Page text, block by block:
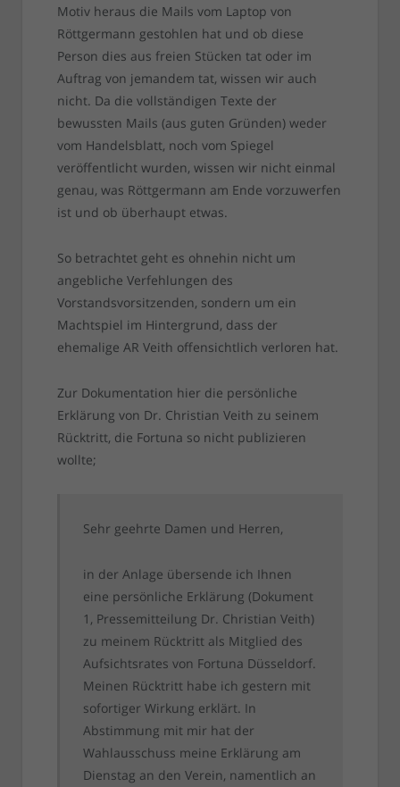
Motiv heraus die Mails vom Laptop von
Röttgermann gestohlen hat und ob diese
Person dies aus freien Stücken tat oder im
Auftrag von jemandem tat, wissen wir auch
nicht. Da die vollständigen Texte der
bewussten Mails (aus guten Gründen) weder
vom Handelsblatt, noch vom Spiegel
veröffentlicht wurden, wissen wir nicht einmal
genau, was Röttgermann am Ende vorzuwerfen
ist und ob überhaupt etwas.
So betrachtet geht es ohnehin nicht um
angebliche Verfehlungen des
Vorstandsvorsitzenden, sondern um ein
Machtspiel im Hintergrund, dass der
ehemalige AR Veith offensichtlich verloren hat.
Zur Dokumentation hier die persönliche
Erklärung von Dr. Christian Veith zu seinem
Rücktritt, die Fortuna so nicht publizieren
wollte;
Sehr geehrte Damen und Herren,
in der Anlage übersende ich Ihnen
eine persönliche Erklärung (Dokument
1, Pressemitteilung Dr. Christian Veith)
zu meinem Rücktritt als Mitglied des
Aufsichtsrates von Fortuna Düsseldorf.
Meinen Rücktritt habe ich gestern mit
sofortiger Wirkung erklärt. In
Abstimmung mit mir hat der
Wahlausschuss meine Erklärung am
Dienstag an den Verein, namentlich an